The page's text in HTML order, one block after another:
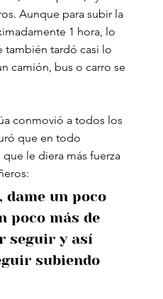
Aunque para subir la
1 hora, lo
también tardó casi lo
camión, bus o carro se
conmovió a todos los
que en todo
le diera más fuerza
dame un poco
poco más de
seguir y así
subiendo